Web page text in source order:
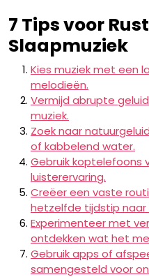
7 Tips voor
Slaapmuziek
Kies muziek met een
melodieën.
Vermijd abrupte
muziek.
Zoek naar
of kabbelend water.
Gebruik koptelefoons
luisterervaring.
Creëer een vaste
hetzelfde tijdstip naar
Experimenteer met
ontdekken wat het
Gebruik apps of
samengesteld voor